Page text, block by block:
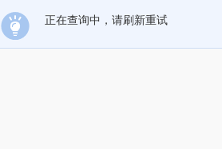
正在查询中，请刷新重试